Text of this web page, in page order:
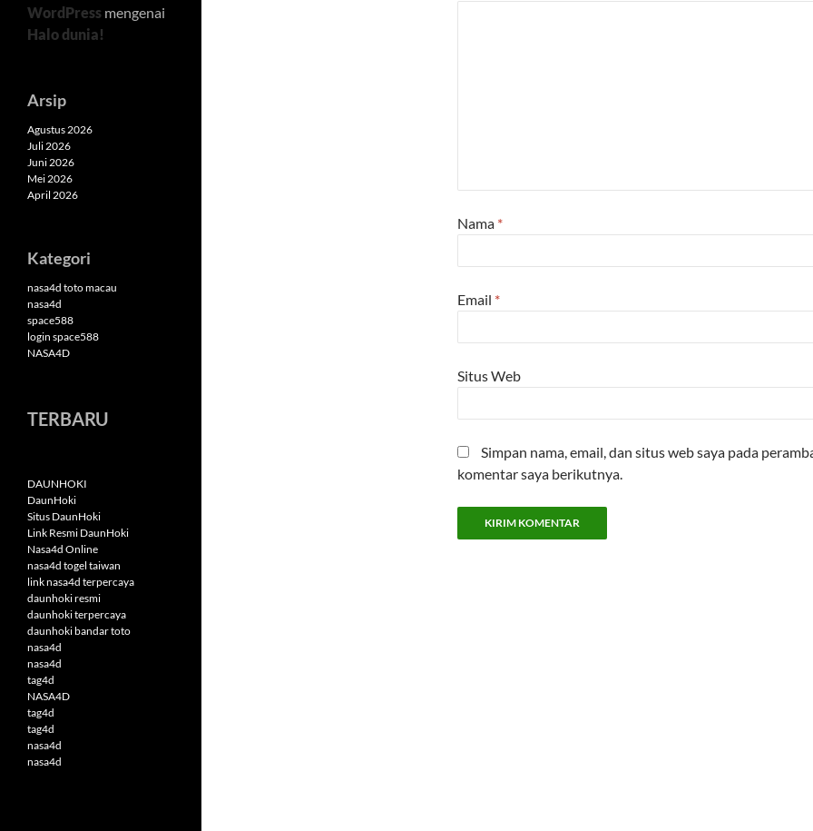
Nama *
Email *
Situs Web
Simpan nama, email, dan situs web saya pada
komentar saya berikutnya.
WordPress mengenai
Halo dunia!
Arsip
Agustus 2026
Juli 2026
Juni 2026
Mei 2026
April 2026
Kategori
nasa4d toto macau
nasa4d
space588
login space588
NASA4D
TERBARU
DAUNHOKI
DaunHoki
Situs DaunHoki
Link Resmi DaunHoki
Nasa4d Online
nasa4d togel taiwan
link nasa4d terpercaya
daunhoki resmi
daunhoki terpercaya
daunhoki bandar toto
nasa4d
nasa4d
tag4d
NASA4D
tag4d
tag4d
nasa4d
nasa4d